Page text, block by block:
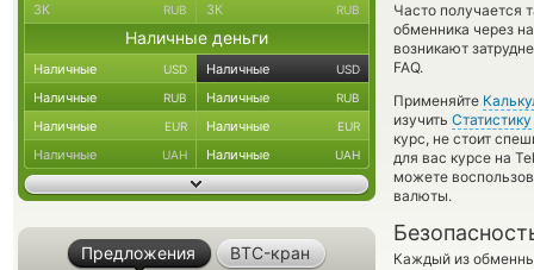
Часто получается
обменника через
возникают
FAQ.
Применяйте
изучить Статистику
курс, не стоит
для вас курсе на
можете
валюты.
Каждый из
ЗК RUB ЗК RUB
Наличные деньги
Наличные USD Наличные USD
Наличные RUB Наличные RUB
Наличные EUR Наличные EUR
Наличные UAH Наличные UAH
Предложения BTC-кран